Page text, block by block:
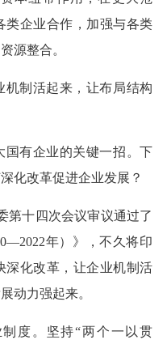
类企业合作，加强与各类
源整合。
机制活起来，让布局结构
国有企业的关键一招。下
化改革促进企业发展？
第十四次会议审议通过了
年）》，不久将印
深化改革，让企业机制活
动力强起来。
度。坚持“两个一以贯